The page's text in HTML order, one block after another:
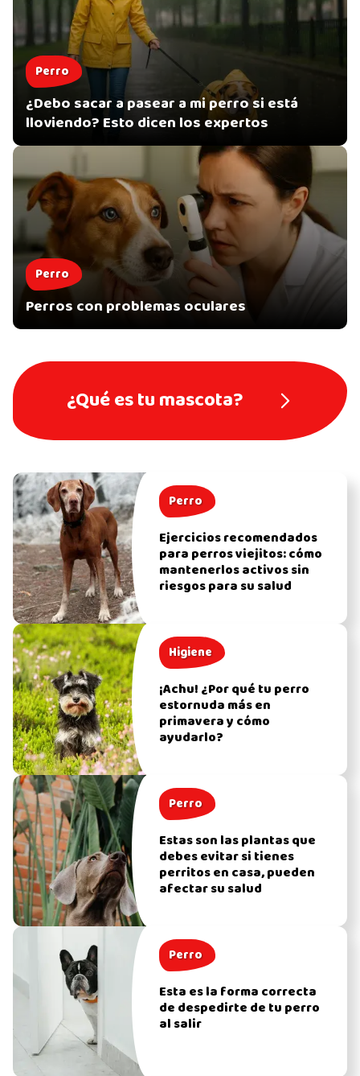
Perro
¿Debo sacar a pasear a mi perro si está
lloviendo? Esto dicen los expertos
Perro
Perros con problemas oculares
¿Qué es tu mascota?
Perro
Ejercicios recomendados
para perros viejitos: cómo
mantenerlos activos sin
riesgos para su salud
Higiene
¡Achu! ¿Por qué tu perro
estornuda más en
primavera y cómo
ayudarlo?
Perro
Estas son las plantas que
debes evitar si tienes
perritos en casa, pueden
afectar su salud
Perro
Esta es la forma correcta
de despedirte de tu perro
al salir